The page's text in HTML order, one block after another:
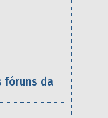
fóruns da